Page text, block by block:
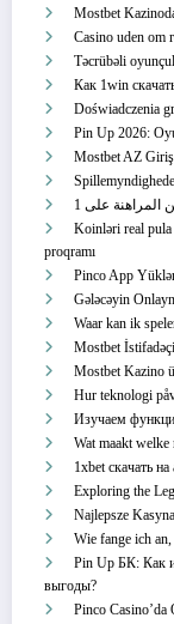
Mostbet
Casino uden om
Təcrübəli
Как 1win
Doświadczenia
Pin Up 2026:
Mostbet AZ
Koinləri real pula
proqramı
Pinco App
Gələcəyin
Waar kan ik
Mostbet İstifadəçi
Mostbet Kazino
Hur teknologi
Изучаем
Wat maakt
1xbet скачать
Exploring the
Najlepsze
Wie fange ich
Pin Up БК: Как
выгоды?
Pinco